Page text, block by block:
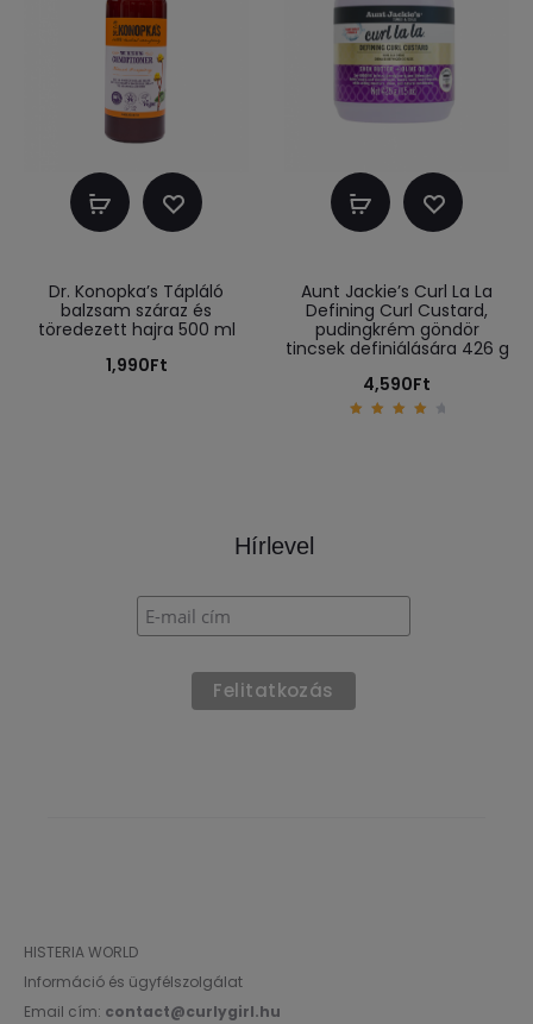
Kosárba
Dr. Konopka’s Tápláló
balzsam száraz és
töredezett hajra 500 ml
1,990Ft
Kosárba
Aunt Jackie’s Curl La La
Defining Curl Custard,
pudingkrém göndör
tincsek definiálására 426 g
4,590Ft
Hírlevel
HISTERIA WORLD
Információ és ügyfélszolgálat
Email cím: contact@curlygirl.hu